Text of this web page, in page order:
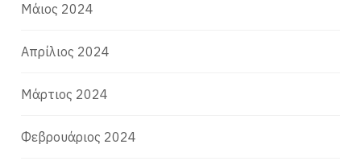
Μάιος 2024
Απρίλιος 2024
Μάρτιος 2024
Φεβρουάριος 2024